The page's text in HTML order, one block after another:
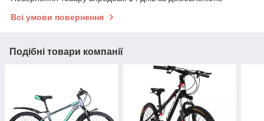
Всі умови повернення
Подібні товари компанії